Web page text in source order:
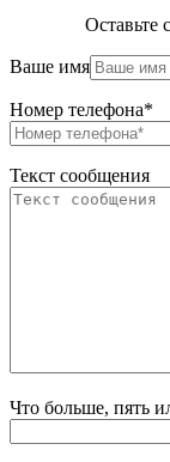
Оставьте
Ваше имя
Номер телефона*
Текст сообщения
Что больше, пять